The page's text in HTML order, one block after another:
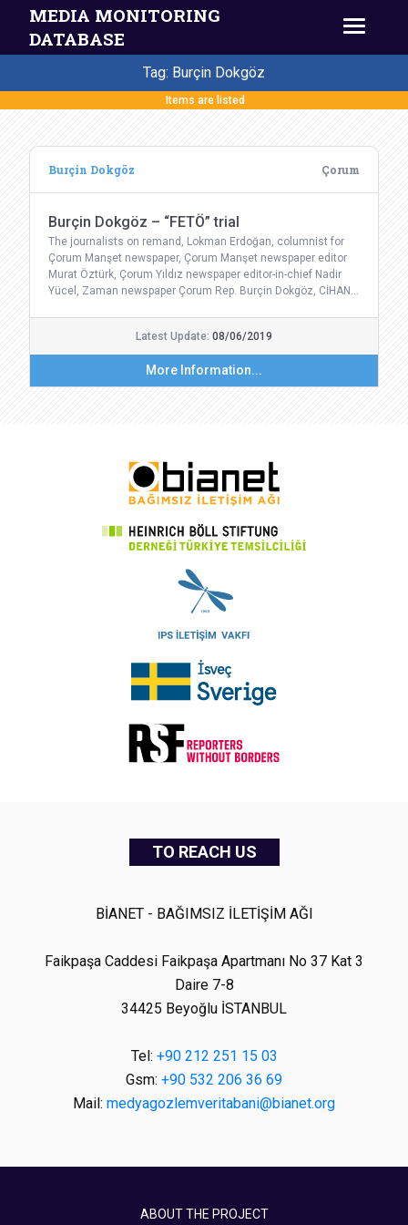
MEDIA MONITORING
DATABASE
Tag: Burçin Dokgöz
Items are listed
Burçin Dokgöz Çorum
Burçin Dokgöz – “FETÖ” trial
The journalists on remand, Lokman Erdoğan, columnist for
Çorum Manşet newspaper, Çorum Manşet newspaper editor
Murat Öztürk, Çorum Yıldız newspaper editor-in-chief Nadir
Yücel, Zaman newspaper Çorum Rep. Burçin Dokgöz, CİHAN…
Latest Update: 08/06/2019
More Information...
TO REACH US
BİANET - BAĞIMSIZ İLETİŞİM AĞI
Faikpaşa Caddesi Faikpaşa Apartmanı No 37 Kat 3
Daire 7-8
34425 Beyoğlu İSTANBUL
Tel: +90 212 251 15 03
Gsm: +90 532 206 36 69
Mail: medyagozlemveritabani@bianet.org
ABOUT THE PROJECT